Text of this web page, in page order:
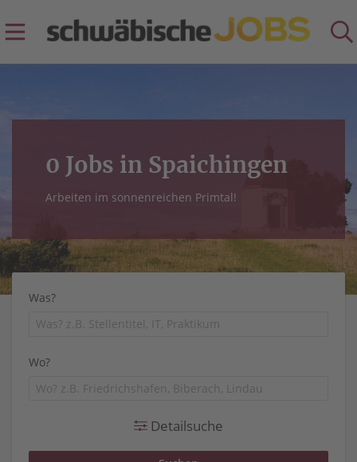
0 Jobs in Spaichingen
Arbeiten im sonnenreichen Primtal!
Was?
Wo?
Detailsuche